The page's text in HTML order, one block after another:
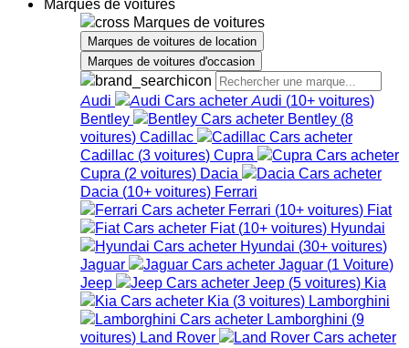
Marques de voitures
Marques de voitures de location
Marques de voitures d'occasion
Audi Audi (10+ voitures)
Bentley
Bentley (8
voitures) Cadillac
Cadillac (3 voitures) Cupra
Cupra (2 voitures) Dacia
Dacia (10+ voitures) Ferrari
Ferrari (10+ voitures) Fiat
Fiat (10+ voitures) Hyundai
Hyundai (30+ voitures)
Jaguar
Jaguar (1 Voiture)
Jeep
Jeep (5 voitures) Kia
Kia (3 voitures) Lamborghini
Lamborghini (9
voitures) Land Rover